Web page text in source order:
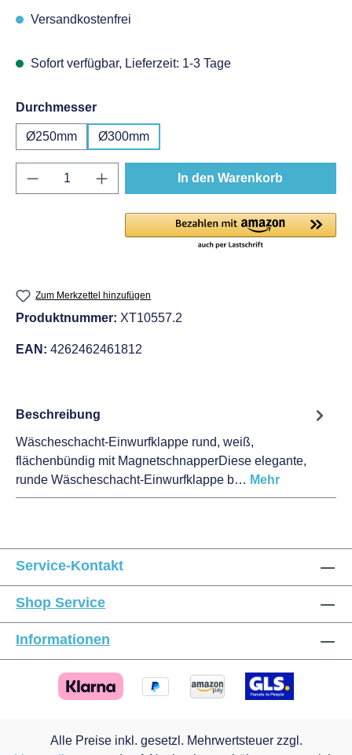
Versandkostenfrei
Sofort verfügbar, Lieferzeit: 1-3 Tage
Durchmesserauswählen
Ø250mm Ø300mm
Produkt Anzahl: Gib den gewünschten
In den Warenkorb
Zum Merkzettel hinzufügen
Produktnummer: XT10557.2
EAN: 4262462461812
Beschreibung
Wäscheschacht-Einwurfklappe rund, weiß,
flächenbündig mit MagnetschnapperDiese elegante,
runde Wäscheschacht-Einwurfklappe b… Mehr
Service-Kontakt
Shop Service
Informationen
Alle Preise inkl. gesetzl. Mehrwertsteuer zzgl.